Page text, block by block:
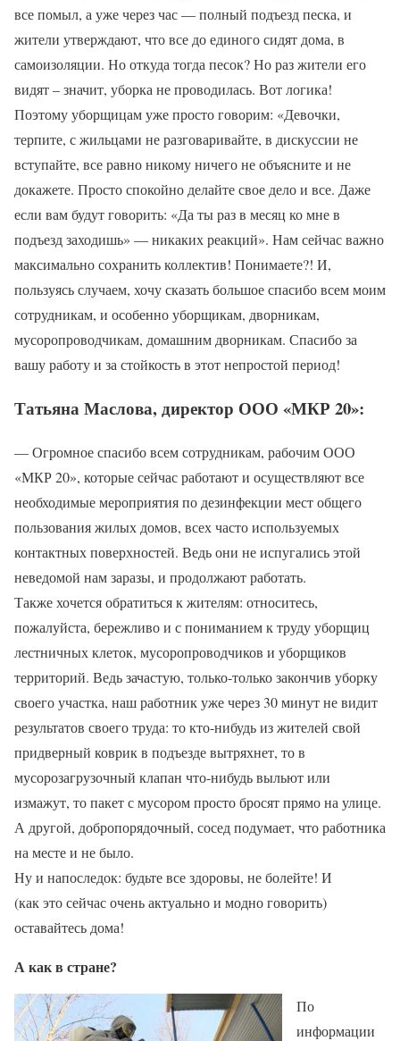
все помыл, а уже через час — полный подъезд песка, и
жители утверждают, что все до единого сидят дома, в
самоизоляции. Но откуда тогда песок? Но раз жители его
видят – значит, уборка не проводилась. Вот логика!
Поэтому уборщицам уже просто говорим: «Девочки,
терпите, с жильцами не разговаривайте, в дискуссии не
вступайте, все равно никому ничего не объясните и не
докажете. Просто спокойно делайте свое дело и все. Даже
если вам будут говорить: «Да ты раз в месяц ко мне в
подъезд заходишь» — никаких реакций». Нам сейчас важно
максимально сохранить коллектив! Понимаете?! И,
пользуясь случаем, хочу сказать большое спасибо всем моим
сотрудникам, и особенно уборщикам, дворникам,
мусоропроводчикам, домашним дворникам. Спасибо за
вашу работу и за стойкость в этот непростой период!
Татьяна Маслова, директор ООО «МКР 20»:
— Огромное спасибо всем сотрудникам, рабочим ООО
«МКР 20», которые сейчас работают и осуществляют все
необходимые мероприятия по дезинфекции мест общего
пользования жилых домов, всех часто используемых
контактных поверхностей. Ведь они не испугались этой
неведомой нам заразы, и продолжают работать.
Также хочется обратиться к жителям: относитесь,
пожалуйста, бережливо и с пониманием к труду уборщиц
лестничных клеток, мусоропроводчиков и уборщиков
территорий. Ведь зачастую, только-только закончив уборку
своего участка, наш работник уже через 30 минут не видит
результатов своего труда: то кто-нибудь из жителей свой
придверный коврик в подъезде вытряхнет, то в
мусорозагрузочный клапан что-нибудь выльют или
измажут, то пакет с мусором просто бросят прямо на улице.
А другой, добропорядочный, сосед подумает, что работника
на месте и не было.
Ну и напоследок: будьте все здоровы, не болейте! И
(как это сейчас очень актуально и модно говорить)
оставайтесь дома!
А как в стране?
По
информации